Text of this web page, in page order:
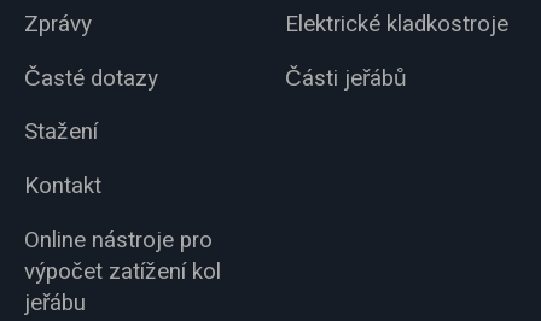
Zprávy
Časté dotazy
Stažení
Kontakt
Online nástroje pro
výpočet zatížení kol
jeřábu
Elektrické kladkostroje
Části jeřábů